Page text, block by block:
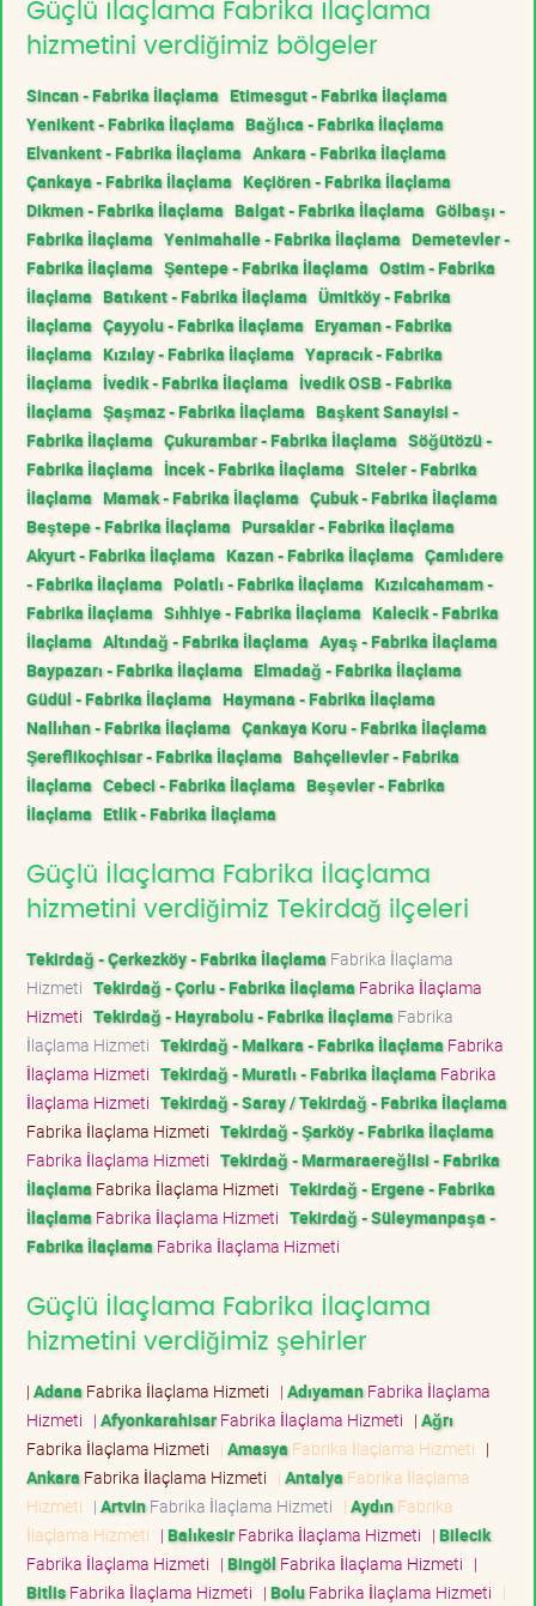
Güçlü İlaçlama Fabrika İlaçlama
hizmetini verdiğimiz bölgeler
Sincan - Fabrika İlaçlama Etimesgut - Fabrika İlaçlama
Yenikent - Fabrika İlaçlama Bağlıca - Fabrika İlaçlama
Elvankent - Fabrika İlaçlama Ankara - Fabrika İlaçlama
Çankaya - Fabrika İlaçlama Keçiören - Fabrika İlaçlama
Dikmen - Fabrika İlaçlama Balgat - Fabrika İlaçlama Gölbaşı -
Fabrika İlaçlama Yenimahalle - Fabrika İlaçlama Demetevler -
Fabrika İlaçlama Şentepe - Fabrika İlaçlama Ostim - Fabrika
İlaçlama Batıkent - Fabrika İlaçlama Ümitköy - Fabrika
İlaçlama Çayyolu - Fabrika İlaçlama Eryaman - Fabrika
İlaçlama Kızılay - Fabrika İlaçlama Yapracık - Fabrika
İlaçlama İvedik - Fabrika İlaçlama İvedik OSB - Fabrika
İlaçlama Şaşmaz - Fabrika İlaçlama Başkent Sanayisi -
Fabrika İlaçlama Çukurambar - Fabrika İlaçlama Söğütözü -
Fabrika İlaçlama İncek - Fabrika İlaçlama Siteler - Fabrika
İlaçlama Mamak - Fabrika İlaçlama Çubuk - Fabrika İlaçlama
Beştepe - Fabrika İlaçlama Pursaklar - Fabrika İlaçlama
Akyurt - Fabrika İlaçlama Kazan - Fabrika İlaçlama Çamlıdere
- Fabrika İlaçlama Polatlı - Fabrika İlaçlama Kızılcahamam -
Fabrika İlaçlama Sıhhiye - Fabrika İlaçlama Kalecik - Fabrika
İlaçlama Altındağ - Fabrika İlaçlama Ayaş - Fabrika İlaçlama
Baypazarı - Fabrika İlaçlama Elmadağ - Fabrika İlaçlama
Güdül - Fabrika İlaçlama Haymana - Fabrika İlaçlama
Nallıhan - Fabrika İlaçlama Çankaya Koru - Fabrika İlaçlama
Şereflikoçhisar - Fabrika İlaçlama Bahçelievler - Fabrika
İlaçlama Cebeci - Fabrika İlaçlama Beşevler - Fabrika
İlaçlama Etlik - Fabrika İlaçlama
Güçlü İlaçlama Fabrika İlaçlama
hizmetini verdiğimiz Tekirdağ ilçeleri
Tekirdağ - Çerkezköy - Fabrika İlaçlama Fabrika İlaçlama
Hizmeti Tekirdağ - Çorlu - Fabrika İlaçlama Fabrika İlaçlama
Hizmeti Tekirdağ - Hayrabolu - Fabrika İlaçlama Fabrika
İlaçlama Hizmeti Tekirdağ - Malkara - Fabrika İlaçlama Fabrika
İlaçlama Hizmeti Tekirdağ - Muratlı - Fabrika İlaçlama Fabrika
İlaçlama Hizmeti Tekirdağ - Saray / Tekirdağ - Fabrika İlaçlama
Fabrika İlaçlama Hizmeti Tekirdağ - Şarköy - Fabrika İlaçlama
Fabrika İlaçlama Hizmeti Tekirdağ - Marmaraereğlisi - Fabrika
İlaçlama Fabrika İlaçlama Hizmeti Tekirdağ - Ergene - Fabrika
İlaçlama Fabrika İlaçlama Hizmeti Tekirdağ - Süleymanpaşa -
Fabrika İlaçlama Fabrika İlaçlama Hizmeti
Güçlü İlaçlama Fabrika İlaçlama
hizmetini verdiğimiz şehirler
| Adana Fabrika İlaçlama Hizmeti | AdıyamanFabrika İlaçlama
Hizmeti | AfyonkarahisarFabrika İlaçlama Hizmeti | Ağrı
Fabrika İlaçlama Hizmeti | Amasya Fabrika İlaçlama Hizmeti |
Ankara Fabrika İlaçlama Hizmeti | Antalya Fabrika İlaçlama
Hizmeti | ArtvinFabrika İlaçlama Hizmeti | AydınFabrika
İlaçlama Hizmeti | BalıkesirFabrika İlaçlama Hizmeti | Bilecik
Fabrika İlaçlama Hizmeti | Bingöl Fabrika İlaçlama Hizmeti |
BitlisFabrika İlaçlama Hizmeti | BoluFabrika İlaçlama Hizmeti |